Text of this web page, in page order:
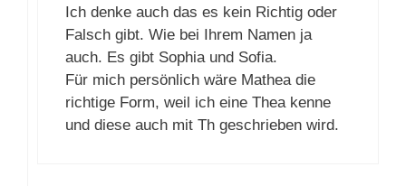
Ich denke auch das es kein Richtig oder
Falsch gibt. Wie bei Ihrem Namen ja
auch. Es gibt Sophia und Sofia.
Für mich persönlich wäre Mathea die
richtige Form, weil ich eine Thea kenne
und diese auch mit Th geschrieben wird.